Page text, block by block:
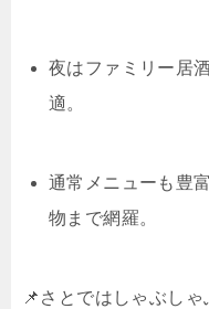
夜はファミリー居
適。
通常メニューも豊
物まで網羅。
📌さとではしゃぶし